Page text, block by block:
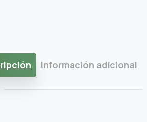
Información adicional